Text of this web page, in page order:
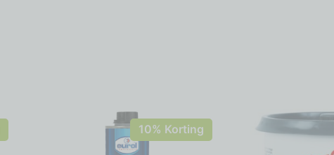
10% Korting